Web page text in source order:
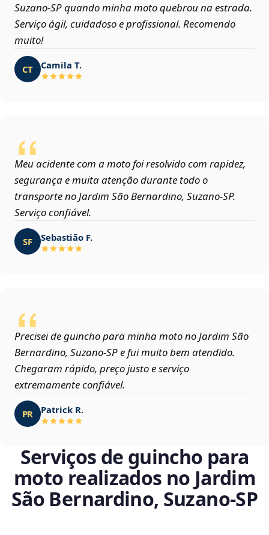
Suzano‑SP quando minha moto quebrou na estrada.
Serviço ágil, cuidadoso e profissional. Recomendo
muito!
CT Camila T.
Meu acidente com a moto foi resolvido com rapidez,
segurança e muita atenção durante todo o
transporte no Jardim São Bernardino, Suzano‑SP.
Serviço confiável.
SF Sebastião F.
Precisei de guincho para minha moto no Jardim São
Bernardino, Suzano‑SP e fui muito bem atendido.
Chegaram rápido, preço justo e serviço
extremamente confiável.
PR Patrick R.
Serviços de guincho para
moto realizados no Jardim
São Bernardino, Suzano‑SP